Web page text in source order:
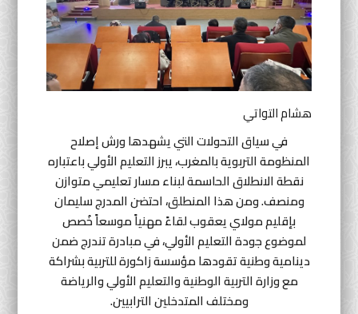
أنشطة موازية
English
Français
هشام التواتي
في سياق التحولات التي يشهدها ورش إصلاح
المنظومة التربوية بالمغرب، يبرز التعليم الأولي باعتباره
نقطة الانطلاق الحاسمة لبناء مسار تعليمي متوازن
ومنصف. ومن هذا المنطلق، احتضن المدرج سليمان
بإقليم مولاي يعقوب لقاءً مهنياً موسعاً خُصص
لموضوع جودة التعليم الأولي، في مبادرة تندرج ضمن
دينامية وطنية تقودها مؤسسة زاكورة للتربية بشراكة
مع وزارة التربية الوطنية والتعليم الأولي والرياضة
ومختلف المتدخلين الترابيين.